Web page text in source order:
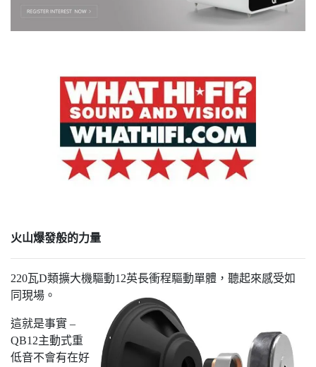
火山爆發般的力量
220瓦D類擴大機驅動12英長衝程驅動單體，聽起來感受如
同現場。
這就是事實 –
QB12主動式重
低音不會有在好